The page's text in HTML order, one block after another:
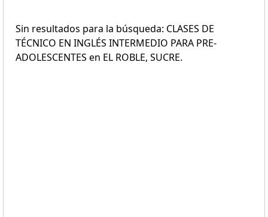
Sin resultados para la búsqueda: CLASES DE
TÉCNICO EN INGLÉS INTERMEDIO PARA PRE-
ADOLESCENTES en EL ROBLE, SUCRE.